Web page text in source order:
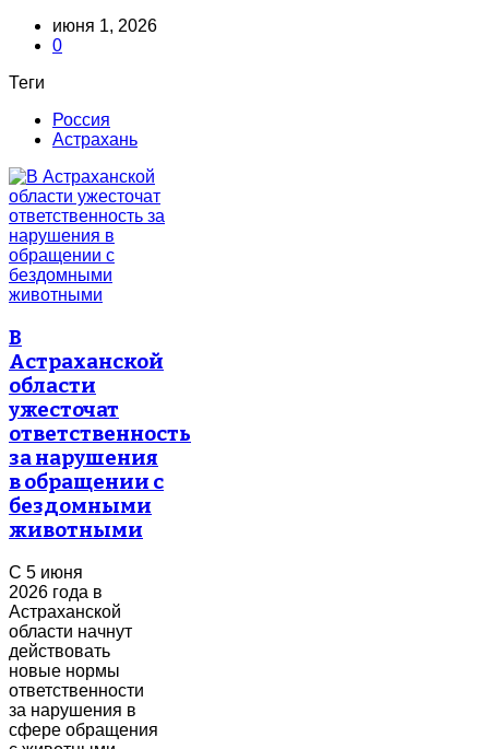
июня 1, 2026
0
Теги
Россия
Астрахань
В
Астраханской
области
ужесточат
ответственность
за нарушения
в обращении с
бездомными
животными
С 5 июня
2026 года в
Астраханской
области начнут
действовать
новые нормы
ответственности
за нарушения в
сфере обращения